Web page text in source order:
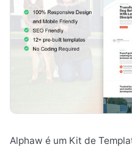
Alphaw é um Kit de